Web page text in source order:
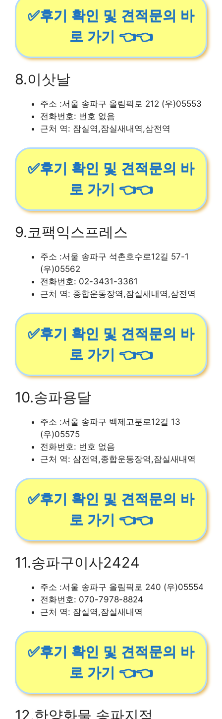
✅후기 확인 및 견적문의 바
로 가기 👈👈
8.이삿날
주소 :서울 송파구 올림픽로 212 (우)05553
전화번호: 번호 없음
근처 역: 잠실역,잠실새내역,삼전역
✅후기 확인 및 견적문의 바
로 가기 👈👈
9.코팩익스프레스
주소 :서울 송파구 석촌호수로12길 57-1
(우)05562
전화번호: 02-3431-3361
근처 역: 종합운동장역,잠실새내역,삼전역
✅후기 확인 및 견적문의 바
로 가기 👈👈
10.송파용달
주소 :서울 송파구 백제고분로12길 13
(우)05575
전화번호: 번호 없음
근처 역: 삼전역,종합운동장역,잠실새내역
✅후기 확인 및 견적문의 바
로 가기 👈👈
11.송파구이사2424
주소 :서울 송파구 올림픽로 240 (우)05554
전화번호: 070-7978-8824
근처 역: 잠실역,잠실새내역
✅후기 확인 및 견적문의 바
로 가기 👈👈
12.한양화물 송파지점